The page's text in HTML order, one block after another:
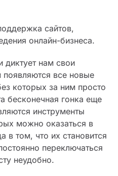
сайтов,
онлайн-бизнеса.
нам свои
все новые
которых за ним просто
бесконечная гонка еще
инструменты
можно оказаться в
в том, что их становится
переключаться
неудобно.